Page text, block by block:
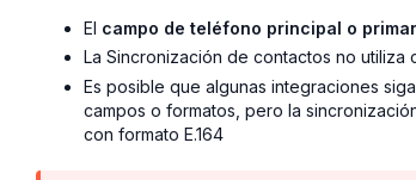
El campo de teléfono principal o
La Sincronización de contactos no
Es posible que algunas integraciones
campos o formatos, pero la
con formato E.164